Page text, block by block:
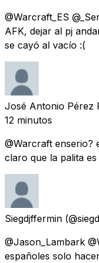
@Warcraft_ES
AFK, dejar al pj
se cayó al vacío :(
José Antonio Pérez
12 minutos
@Warcraft enserio?
claro que la palita
Siegdjffermin
@Jason_Lambark
españoles solo